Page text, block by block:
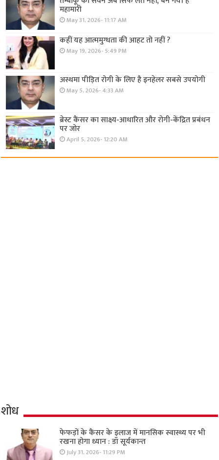
महामारी
May 31, 2026- 11:17 AM
कहीं यह आत्ममुग्धता की आहट तो नहीं ?
May 19, 2026- 5:49 PM
अस्थमा पीड़ित रोगी के लिए है इनहेलर सबसे उपयोगी
May 5, 2026- 4:33 AM
ब्रेस्ट कैंसर का साक्ष्य-आधारित और रोगी-केंद्रित प्रबंधन
पर जोर
April 5, 2026- 12:20 AM
शोध
फेफड़ों के कैंसर के इलाज में मानसिक स्वास्थ्य पर भी
रखना होगा ध्यान : डॉ सूर्यकान्त
July 31, 2026- 11:29 PM